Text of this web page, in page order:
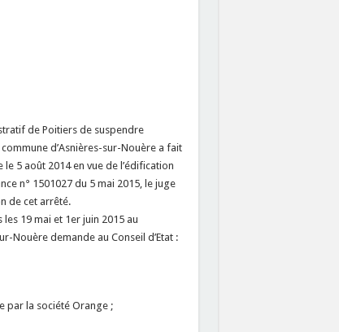
de Poitiers de suspendre
d’Asnières-sur-Nouère a fait
5 août 2014 en vue de l’édification
n° 1501027 du 5 mai 2015, le juge
de cet arrêté.
19 mai et 1er juin 2015 au
Nouère demande au Conseil d’Etat :
par la société Orange ;